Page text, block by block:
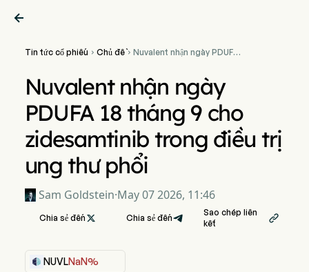

Tin tức cổ phiếu  Chủ đề Nuvalent nhận ngày PDUFA
ung thư phổi
Nuvalent nhận ngày
PDUFA 18 tháng 9 cho
zidesamtinib trong điều trị
ung thư phổi
Sam Goldstein·May 07 2026, 11:46
Chia sẻ đến  Chia sẻ đến
Sao chép liên
kết

NUVLNaN%